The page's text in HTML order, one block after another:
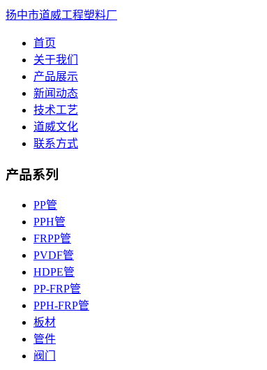
扬中市道威工程塑料厂
首页
关于我们
产品展示
新闻动态
技术工艺
道威文化
联系方式
产品系列
PP管
PPH管
FRPP管
PVDF管
HDPE管
PP-FRP管
PPH-FRP管
板材
管件
阀门